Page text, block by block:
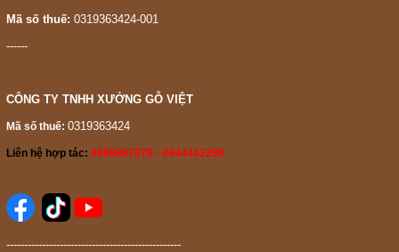
Mã số thuế: 0319363424-001
------
CÔNG TY TNHH XƯỞNG GỖ VIỆT
Mã số thuế: 0319363424
Liên hệ hợp tác: 0988887878 - 0944442288
-------------------------------------------------